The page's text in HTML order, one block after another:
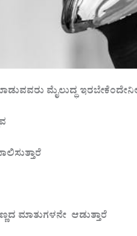
ಮೈಲುದ್ಧ
ಮಾತುಗಳನೇ ಆಡುತ್ತಾರೆ